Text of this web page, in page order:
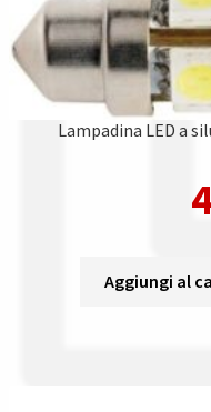
Lampadina LED a
Aggiungi al